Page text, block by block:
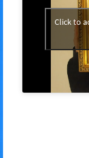
Click to